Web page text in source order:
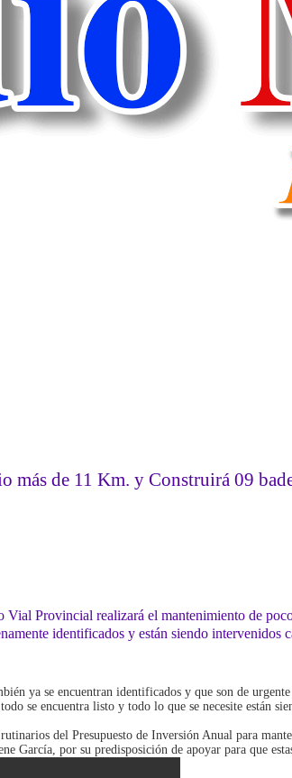
de 11 Km. y Construirá 09
Provincial realizará el mantenimiento de
identificados y están siendo
ya se encuentran identificados y que son de
se encuentra listo y todo lo que se necesite están
del Presupuesto de Inversión Anual para
García, por su predisposición de apoyar para que